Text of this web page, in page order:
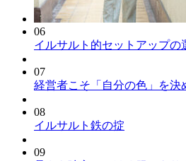
06
イルサルト的セットアップの
07
経営者こそ「自分の色」を決
08
イルサルト鉄の掟
09